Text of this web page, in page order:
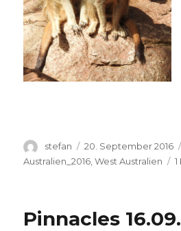
Autor
stefan
Veröffentlicht
am
20. September 2016
Australien_2016 ,West Australien
Pinnacles